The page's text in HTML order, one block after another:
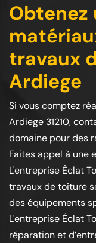
Obtenez
travaux
Ardiege
Si vous comptez
Ardiege 31210,
domaine pour des
Faites appel à une
L'entreprise Éclat
travaux de toiture
des équipements
L'entreprise Éclat
réparation et